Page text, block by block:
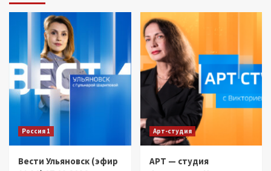
Россия 1
Вести Ульяновск (эфир
Арт-студия
АРТ — студия